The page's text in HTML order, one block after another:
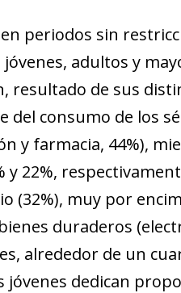
en periodos sin
jóvenes, adultos y
resultado de sus
del consumo de los
y farmacia, 44%),
y 22%,
(32%), muy por
duraderos
alrededor de un
jóvenes dedican